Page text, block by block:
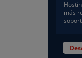
más